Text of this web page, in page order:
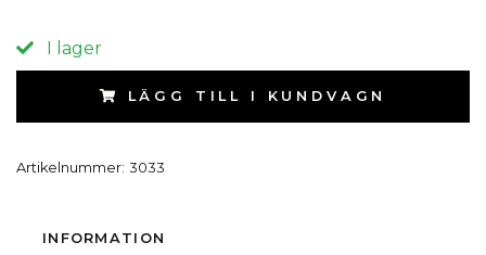
I lager
LÄGG TILL I KUNDVAGN
Artikelnummer: 3033
INFORMATION